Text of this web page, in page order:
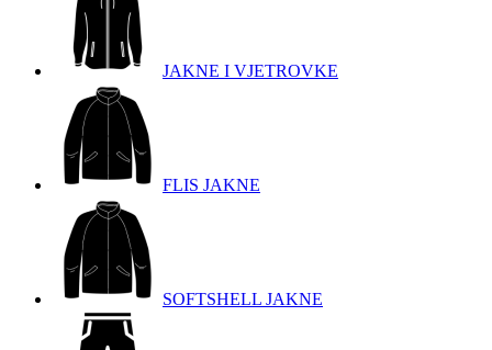
JAKNE I VJETROVKE
FLIS JAKNE
SOFTSHELL JAKNE